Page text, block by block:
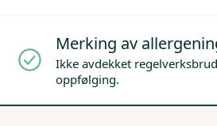
Merking av
Ikke avdekket
oppfølging.